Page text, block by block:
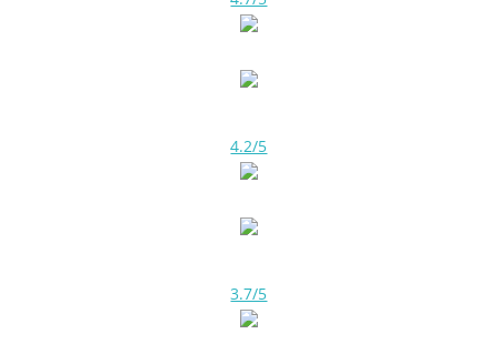
4.2/5
3.7/5